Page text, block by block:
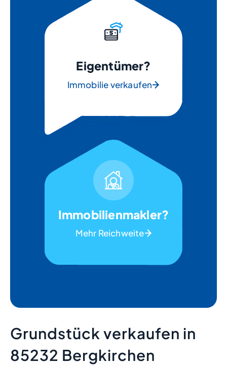
Eigentümer?
Immobilie verkaufen
Immobilienmakler?
Mehr Reichweite
Grundstück verkaufen in
85232 Bergkirchen